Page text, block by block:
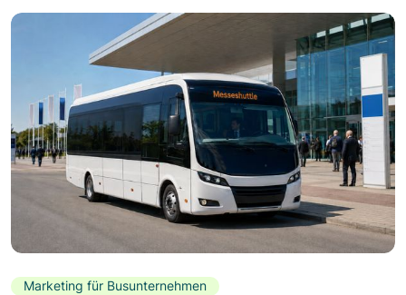
Marketing für Busunternehmen